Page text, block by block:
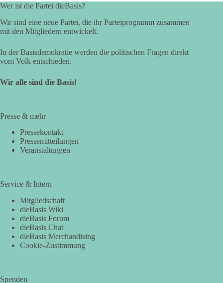
Wer ist die Partei dieBasis?
Wir sind eine neue Partei, die ihr Parteiprogramm zusammen
mit den Mitgliedern entwickelt.
In der Basisdemokratie werden die politischen Fragen direkt
vom Volk entschieden.
Wir alle sind die Basis!
Presse & mehr
Pressekontakt
Pressemitteilungen
Veranstaltungen
Service & Intern
Mitgliedschaft
dieBasis Wiki
dieBasis Forum
dieBasis Chat
dieBasis Merchandising
Cookie-Zustimmung
Spenden